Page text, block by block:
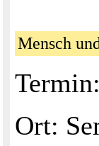
Mensch
Ort: